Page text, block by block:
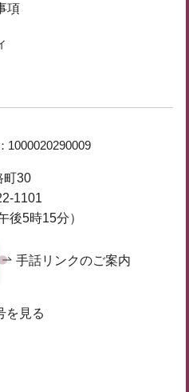
項
1000020290009
町30
1101
後5時15分）
手話リンクのご案内
を見る